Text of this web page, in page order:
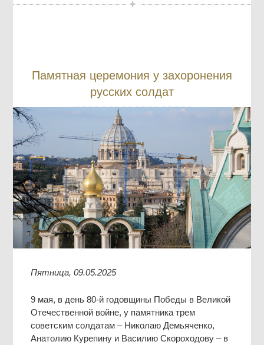
Памятная церемония у захоронения
русских солдат
Пятница, 09.05.2025
9 мая, в день 80-й годовщины Победы в Великой
Отечественной войне, у памятника трем
советским солдатам – Николаю Демьяченко,
Анатолию Курепину и Василию Скороходову – в